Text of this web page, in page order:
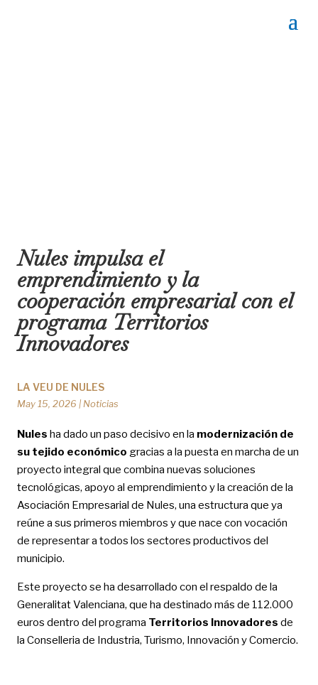
Nules impulsa el
emprendimiento y la
cooperación empresarial con el
programa Territorios
Innovadores
LA VEU DE NULES
May 15, 2026 | Noticias
Nules ha dado un paso decisivo en la modernización de
su tejido económico gracias a la puesta en marcha de un
proyecto integral que combina nuevas soluciones
tecnológicas, apoyo al emprendimiento y la creación de la
Asociación Empresarial de Nules, una estructura que ya
reúne a sus primeros miembros y que nace con vocación
de representar a todos los sectores productivos del
municipio.
Este proyecto se ha desarrollado con el respaldo de la
Generalitat Valenciana, que ha destinado más de 112.000
euros dentro del programa Territorios Innovadores de
la Conselleria de Industria, Turismo, Innovación y Comercio.